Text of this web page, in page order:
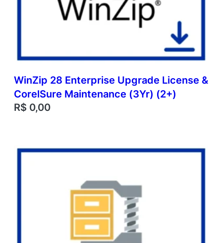
WinZip 28 Enterprise Upgrade License &
CorelSure Maintenance (3Yr) (2+)
R$ 0,00